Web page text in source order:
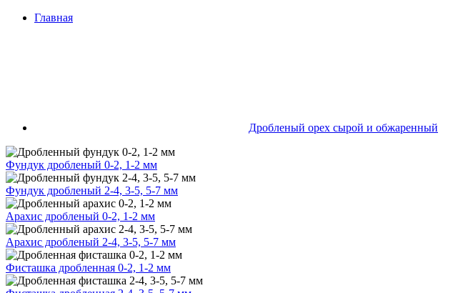
Главная
Дробленый орех сырой и обжаренный
Фундук дробленый 0-2, 1-2 мм
Фундук дробленый 2-4, 3-5, 5-7 мм
Арахис дробленый 0-2, 1-2 мм
Арахис дробленый 2-4, 3-5, 5-7 мм
Фисташка дробленная 0-2, 1-2 мм